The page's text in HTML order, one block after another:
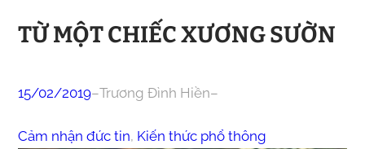
TỪ MỘT CHIẾC XƯƠNG SƯỜN
15/02/2019–Trương Đình Hiền–
Cảm nhận đức tin, Kiến thức phổ thông